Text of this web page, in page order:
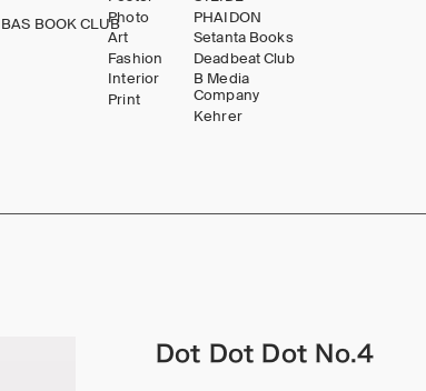
BAS BOOK CLUBPhoto
Art
Fashion
Interior
Print
PHAIDON
Setanta Books
Deadbeat Club
B Media
Company
Kehrer
Dot Dot Dot No.4